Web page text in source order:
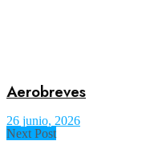
Aerobreves
26 junio, 2026
Next Post